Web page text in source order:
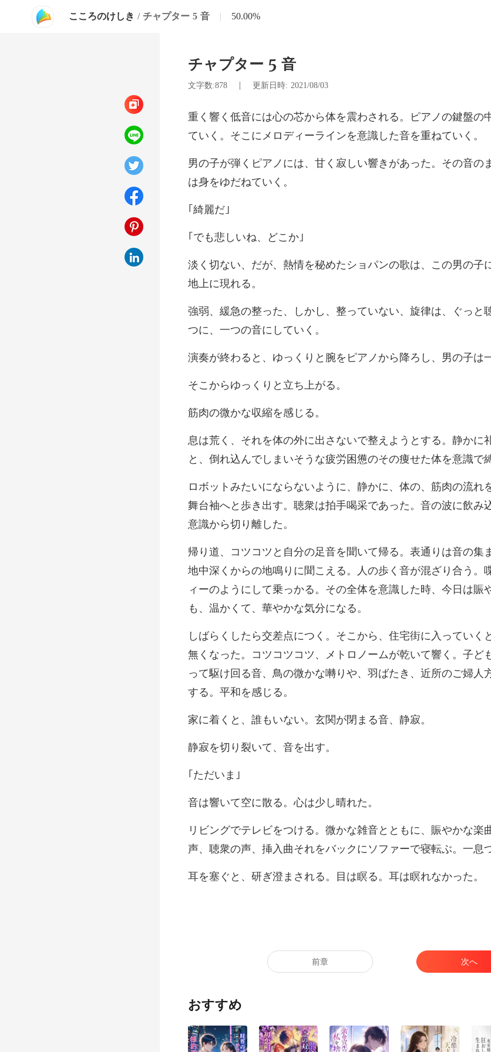
こころのけしき / チャプター 5 音 | 50.00%
チャプター 5 音
文字数:878 | 更新日時: 2021/08/03
アノの鍵盤の
ていく。そ
しい響きがあった。その音の
綺麗
悲しいね
たショパンの歌は、この男の子
ていない、旋律は、ぐっと
くりと腕をピアノから降
ゆっくりと
微かな収
静かに
と、倒れ込んでしまいそうな
舞台袖へと歩き出す。聴衆は拍手喝采で
からの地鳴りに聞こえる。人の歩く音が混ざり合う。
ィーのようにして乗
なった。コツコツコツ、メトロノームが乾いて響く。子ど
って駆け回
もいない。玄関が
り裂いて、
ただ
空に散る。心
賑やかな楽
声、聴衆の声、挿
澄まされる。目は瞑
前章 次へ
おすすめ